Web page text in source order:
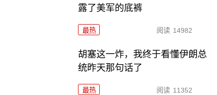
露了美军的底裤
最热 阅读 14982
胡塞这一炸，我终于看懂伊朗总
统昨天那句话了
最热 阅读 11352